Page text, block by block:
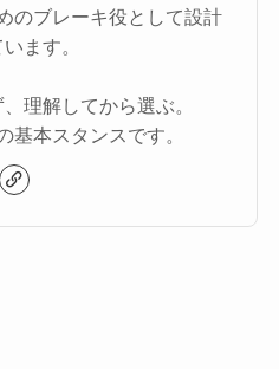
のブレーキ役として設計
ます。
理解してから選ぶ。
基本スタンスです。